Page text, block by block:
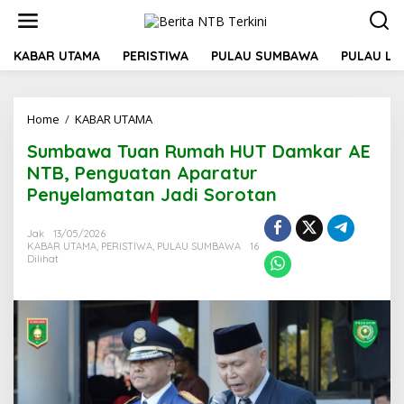
t
KABAR UTAMA PERISTIWA PULAU SUMBAWA PULAU
Home / KABAR UTAMA
m
b
a
w
u
R
u
m
a
h
H
U
Sumbawa Tuan Rumah HUT Damkar AE
NTB, Penguatan Aparatur
Penyelamatan Jadi Sorotan
Jak
13/05/2026
KABAR UTAMA, PERISTIWA, PULAU SUMBAWA
16
Dilihat